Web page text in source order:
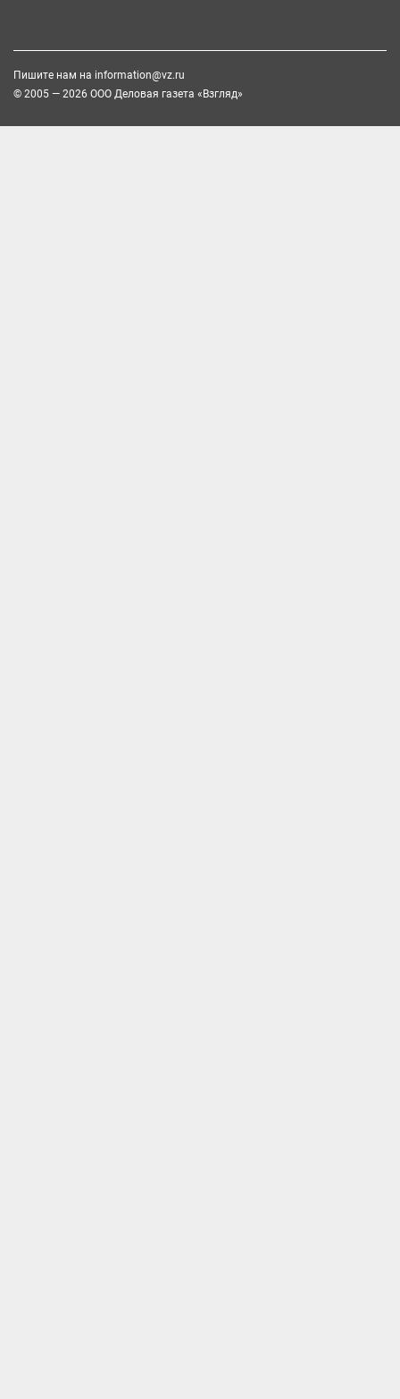
Пишите нам на information@vz.ru
© 2005 — 2026 ООО Деловая газета «Взгляд»